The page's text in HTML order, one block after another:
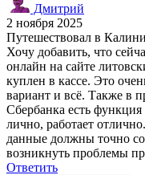
Дмитрий
2 ноября 2025
Путешествовал в
Хочу добавить, что
онлайн на сайте
куплен в кассе. Это
вариант и всё. Также в
Сбербанка есть
лично, работает
данные должны точно
возникнуть проблемы
Ответить